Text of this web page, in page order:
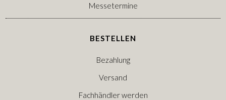
Messetermine
BESTELLEN
Bezahlung
Versand
Fachhändler werden